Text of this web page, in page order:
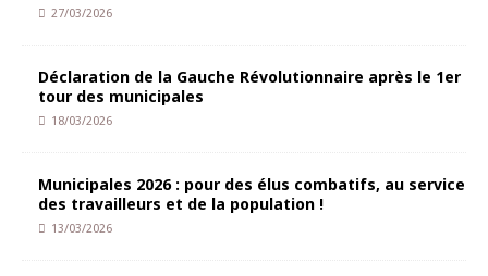
27/03/2026
Déclaration de la Gauche Révolutionnaire après le 1er
tour des municipales
18/03/2026
Municipales 2026 : pour des élus combatifs, au service
des travailleurs et de la population !
13/03/2026